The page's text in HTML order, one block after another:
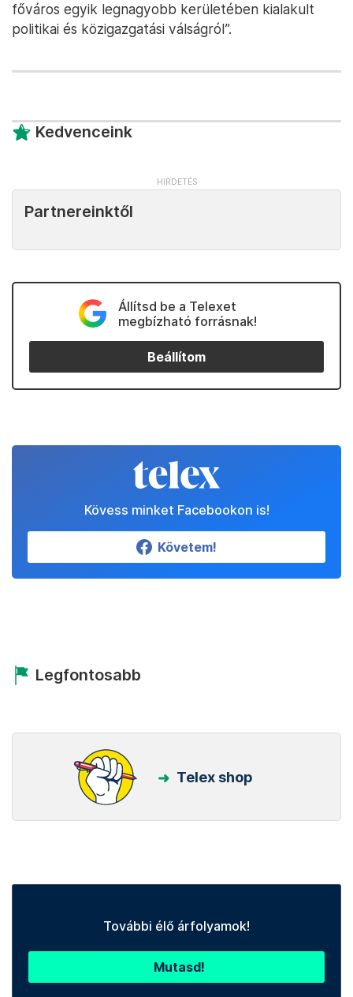
főváros egyik legnagyobb kerületében kialakult
politikai és közigazgatási válságról”.
Kedvenceink
Partnereinktől
Állítsd be a Telexet
megbízható forrásnak!
Beállítom
Kövess minket Facebookon is!
Követem!
Legfontosabb
Telex shop
További élő árfolyamok!
Mutasd!